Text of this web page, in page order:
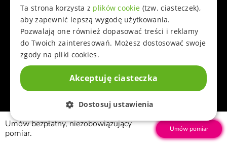
Umów bezpłatny, niezobowiązujący
pomiar.
Umów pomiar
+48 513 727 908
NIP: 556 259 40 42
REGON: 340194363
Ta strona korzysta z plików cookie (tzw. ciasteczek),
aby zapewnić lepszą wygodę użytkowania.
Pozwalają one również dopasować treści i reklamy
do Twoich zainteresowań. Możesz dostosować swoje
zgody na pliki cookies.
Akceptuję ciasteczka
Dostosuj ustawienia